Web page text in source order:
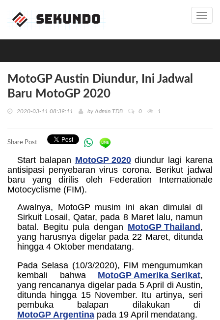
MotoGP Austin Diundur, Ini Jadwal
Baru MotoGP 2020
2020-03-11 08:39:11 by Admin TDB 0 1
Share Post
Start balapan MotoGP 2020diundur lagi karena
antisipasi penyebaran virus corona. Berikut jadwal
baru yang dirilis oleh Federation Internationale
Motocyclisme (FIM).
Awalnya, MotoGP musim ini akan dimulai di
Sirkuit Losail, Qatar, pada 8 Maret lalu, namun
batal. Begitu pula dengan MotoGP Thailand,
yang harusnya digelar pada 22 Maret, ditunda
hingga 4 Oktober mendatang.
Pada Selasa (10/3/2020), FIM mengumumkan
kembali bahwa MotoGP Amerika Serikat,
yang rencananya digelar pada 5 April di Austin,
ditunda hingga 15 November. Itu artinya, seri
pembuka balapan dilakukan di
MotoGP Argentina pada 19 April mendatang.